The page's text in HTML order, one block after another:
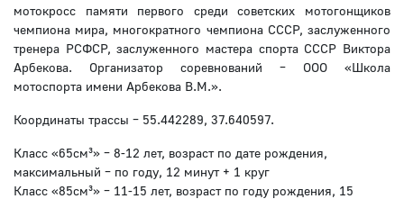
мотокросс памяти первого среди советских мотогонщиков
чемпиона мира, многократного чемпиона СССР, заслуженного
тренера РСФСР, заслуженного мастера спорта СССР Виктора
Арбекова. Организатор соревнований – ООО «Школа
мотоспорта имени Арбекова В.М.».
Координаты трассы – 55.442289, 37.640597.
Класс «65см³» – 8-12 лет, возраст по дате рождения,
максимальный – по году, 12 минут + 1 круг
Класс «85см³» – 11-15 лет, возраст по году рождения, 15